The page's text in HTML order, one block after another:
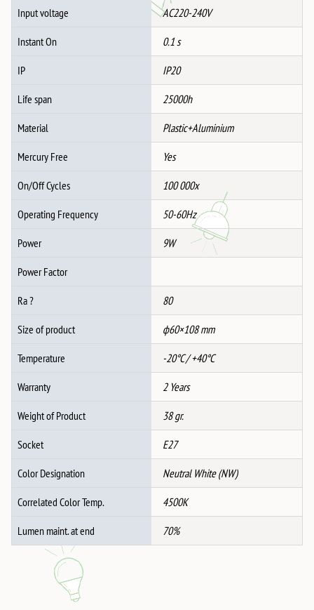
Input voltage AC220-240V
Instant On 0.1 s
IP IP20
Life span 25000h
Material Plastic+Aluminium
Mercury Free Yes
On/Off Cycles 100 000x
Operating Frequency 50-60Hz
Power 9W
Power Factor
Ra ? 80
Size of product ф60×108 mm
Temperature -20°C / +40°C
Warranty 2 Years
Weight of Product 38 gr.
Socket E27
Color Designation Neutral White (NW)
Correlated Color Temp. 4500K
Lumen maint. at end 70%